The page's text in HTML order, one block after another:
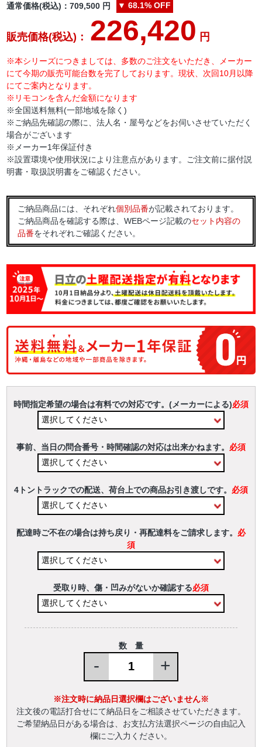
通常価格(税込)：709,500 円 ▼ 68.1% OFF
販売価格(税込)： 226,420 円
※本シリーズにつきましては、多数のご注文をいただき、メーカー
にて今期の販売可能台数を完了しております。現状、次回10月以降
にてご案内となります。
※リモコンを含んだ金額になります
※全国送料無料(一部地域を除く)
※ご納品先確認の際に、法人名・屋号などをお伺いさせていただく
場合がございます
※メーカー1年保証付き
※設置環境や使用状況により注意点があります。ご注文前に据付説
明書・取扱説明書をご確認ください。
ご納品商品には、それぞれ個別品番が記載されております。
ご納品商品を確認する際は、WEBページ記載のセット内容の
品番をそれぞれご確認ください。
時間指定希望の場合は有料での対応です。(メーカーによる)必須
事前、当日の問合番号・時間確認の対応は出来かねます。 必須
4トントラックでの配送、荷台上での商品お引き渡しです。 必須
配達時ご不在の場合は持ち戻り・再配達料をご請求します。 必
須
受取り時、傷・凹みがないか確認する必須
数 量
- +
※注文時に納品日選択欄はございません※
注文後の電話打合せにて納品日をご相談させていただきます。
ご希望納品日がある場合は、お支払方法選択ページの自由記入
欄にご入力ください。